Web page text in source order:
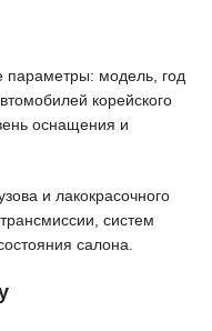
параметры: модель, год
корейского
оснащения и
и лакокрасочного
систем
салона.